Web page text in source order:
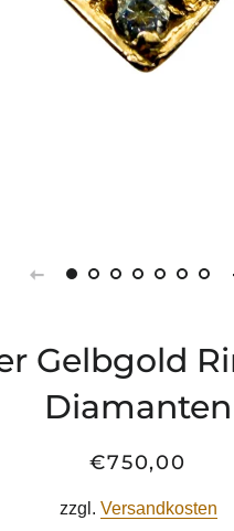
Gelbgold
Diamanten
Normaler
Sonderpreis
€750,00
zzgl. Versandkosten